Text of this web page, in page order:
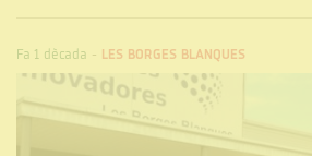
Fa 1 dècada - LES BORGES BLANQUES